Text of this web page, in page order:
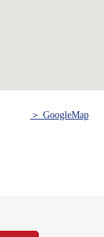
＞ GoogleMap